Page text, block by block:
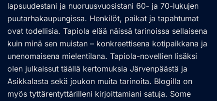
lapsuudestani ja nuoruusvuosistani 60- ja 70-lukujen
puutarhakaupungissa. Henkilöt, paikat ja tapahtumat
ovat todellisia. Tapiola elää näissä tarinoissa sellaisena
kuin minä sen muistan – konkreettisena kotipaikkana ja
unenomaisena mielentilana. Tapiola-novellien lisäksi
olen julkaissut täällä kertomuksia Järvenpäästä ja
Asikkalasta sekä joukon muita tarinoita. Blogilla on
myös tyttärentyttärilleni kirjoittamiani satuja. Some